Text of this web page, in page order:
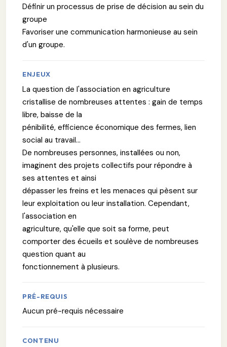
Définir un processus de prise de décision au sein du
groupe
Favoriser une communication harmonieuse au sein
d'un groupe.
ENJEUX
La question de l'association en agriculture
cristallise de nombreuses attentes : gain de temps
libre, baisse de la
pénibilité, efficience économique des fermes, lien
social au travail...
De nombreuses personnes, installées ou non,
imaginent des projets collectifs pour répondre à
ses attentes et ainsi
dépasser les freins et les menaces qui pèsent sur
leur exploitation ou leur installation. Cependant,
l'association en
agriculture, qu'elle que soit sa forme, peut
comporter des écueils et soulève de nombreuses
question quant au
fonctionnement à plusieurs.
PRÉ-REQUIS
Aucun pré-requis nécessaire
CONTENU